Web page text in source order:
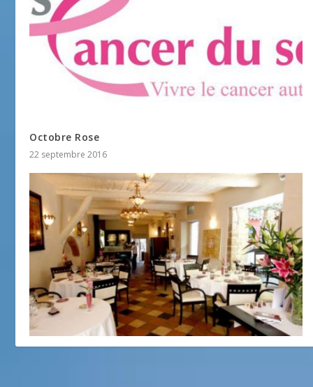
Octobre Rose
22 septembre 2016